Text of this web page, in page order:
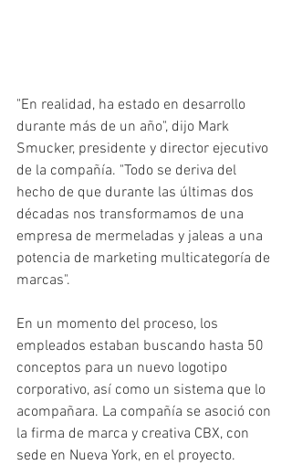
"En realidad, ha estado en desarrollo
durante más de un año", dijo Mark
Smucker, presidente y director ejecutivo
de la compañía. "Todo se deriva del
hecho de que durante las últimas dos
décadas nos transformamos de una
empresa de mermeladas y jaleas a una
potencia de marketing multicategoría de
marcas".
En un momento del proceso, los
empleados estaban buscando hasta 50
conceptos para un nuevo logotipo
corporativo, así como un sistema que lo
acompañara. La compañía se asoció con
la firma de marca y creativa CBX, con
sede en Nueva York, en el proyecto.